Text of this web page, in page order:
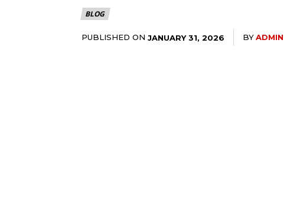
BLOG
PUBLISHED ON JANUARY 31, 2026 BYADMIN